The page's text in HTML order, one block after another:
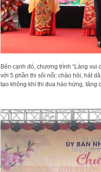
Bên cạnh đó, chương trình “Làng vui
với 5 phần thi sôi nổi: chào hỏi, hát
tạo không khí thi đua hào hứng, tăng